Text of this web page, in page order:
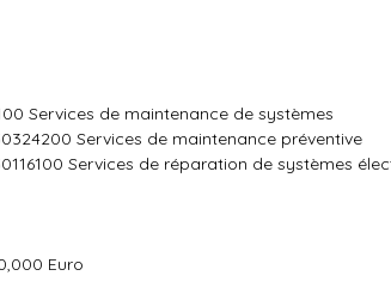
Services de maintenance de systèmes
Services de maintenance préventive
Services de réparation de systèmes
Euro